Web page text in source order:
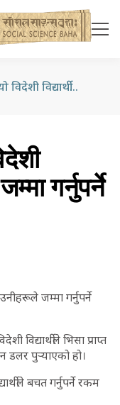
अष्ट्रेलियाले बढायो विदेशी विद्यार्थीले भिसा पाउन जम्मा गर्नुपर्ने रकम
गर्नुपर्ने
उनीहरूले जम्मा गर्नुपर्ने
विद्यार्थीले भिसा प्राप्त
डलर पुर्‍याएको हो।
बचत गर्नुपर्ने रकम